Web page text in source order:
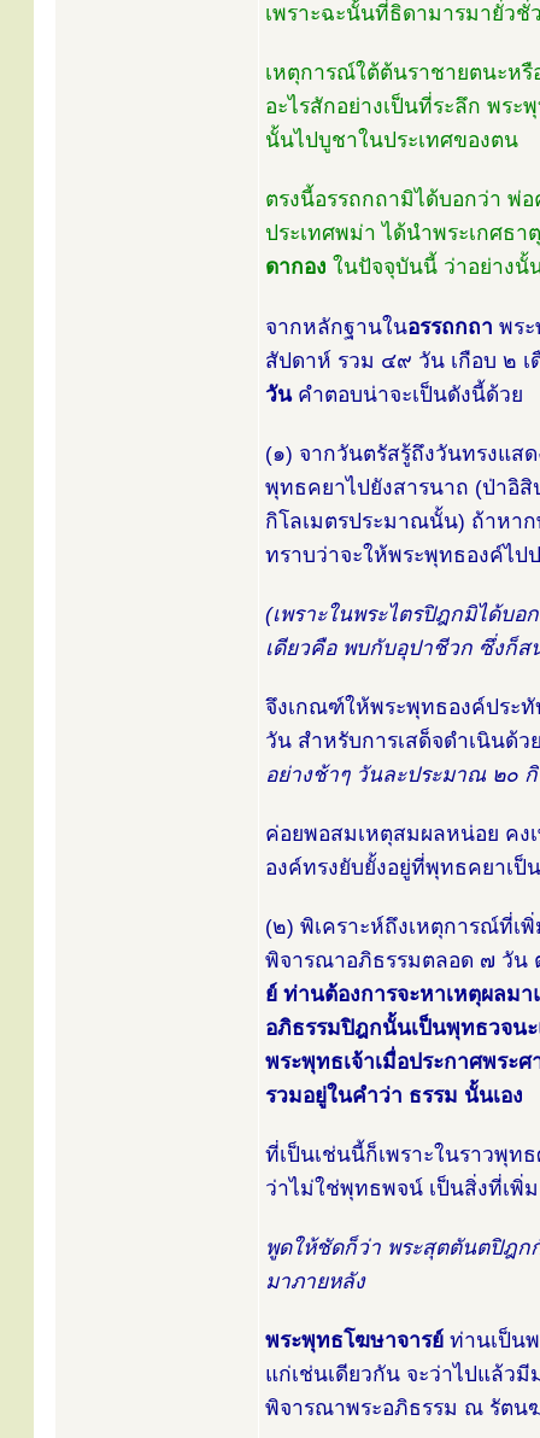
เพราะฉะนั้นที่ธิดามารมายั่ว
เหตุการณ์ใต้ต้นราชายตนะห
อะไรสักอย่างเป็นที่ระลึก พระ
นั้นไปบูชาในประเทศของตน
ตรงนี้อรรถกถามิได้บอกว่า พ่
ประเทศพม่า ได้นำพระเกศธ
ดากอง ในปัจจุบันนี้ ว่าอย่างนั้
จากหลักฐานในอรรถกถา พร
สัปดาห์ รวม ๔๙ วัน เกือบ ๒ เ
วันคำตอบน่าจะเป็นดังนี้ด้วย
(๑) จากวันตรัสรู้ถึงวันทรงแสด
พุทธคยาไปยังสารนาถ (ป่าอิ
กิโลเมตรประมาณนั้น) ถ้าหา
ทราบว่าจะให้พระพุทธองค์ไป
(เพราะในพระไตรปิฎกมิได้บอ
เดียวคือ พบกับอุปาชีวก ซึ่งก็ส
จึงเกณฑ์ให้พระพุทธองค์ประ
วัน สำหรับการเสด็จดำเนินด้
อย่างช้าๆ วันละประมาณ ๒๐ กิ
ค่อยพอสมเหตุสมผลหน่อย คง
องค์ทรงยับยั้งอยู่ที่พุทธคยาเป็
(๒) พิเคราะห์ถึงเหตุการณ์ที่เ
พิจารณาอภิธรรมตลอด ๗ วัน
ย์ ท่านต้องการจะหาเหตุผลม
อภิธรรมปิฎกนั้นเป็นพุทธวจน
พระพุทธเจ้าเมื่อประกาศพระ
รวมอยู่ในคำว่า ธรรม นั้นเอง
ที่เป็นเช่นนี้ก็เพราะในราวพุ
ว่าไม่ใช่พุทธพจน์ เป็นสิ่งที่เ
พูดให้ชัดก็ว่า พระสุตตันตปิฎก
มาภายหลัง
พระพุทธโฆษาจารย์ ท่านเป็น
แก่เช่นเดียวกัน จะว่าไปแล้ว
พิจารณาพระอภิธรรม ณ รัตน